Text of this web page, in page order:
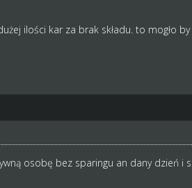
ilości kar za brak składu. to mogło
osobę bez sparingu an dany dzień i